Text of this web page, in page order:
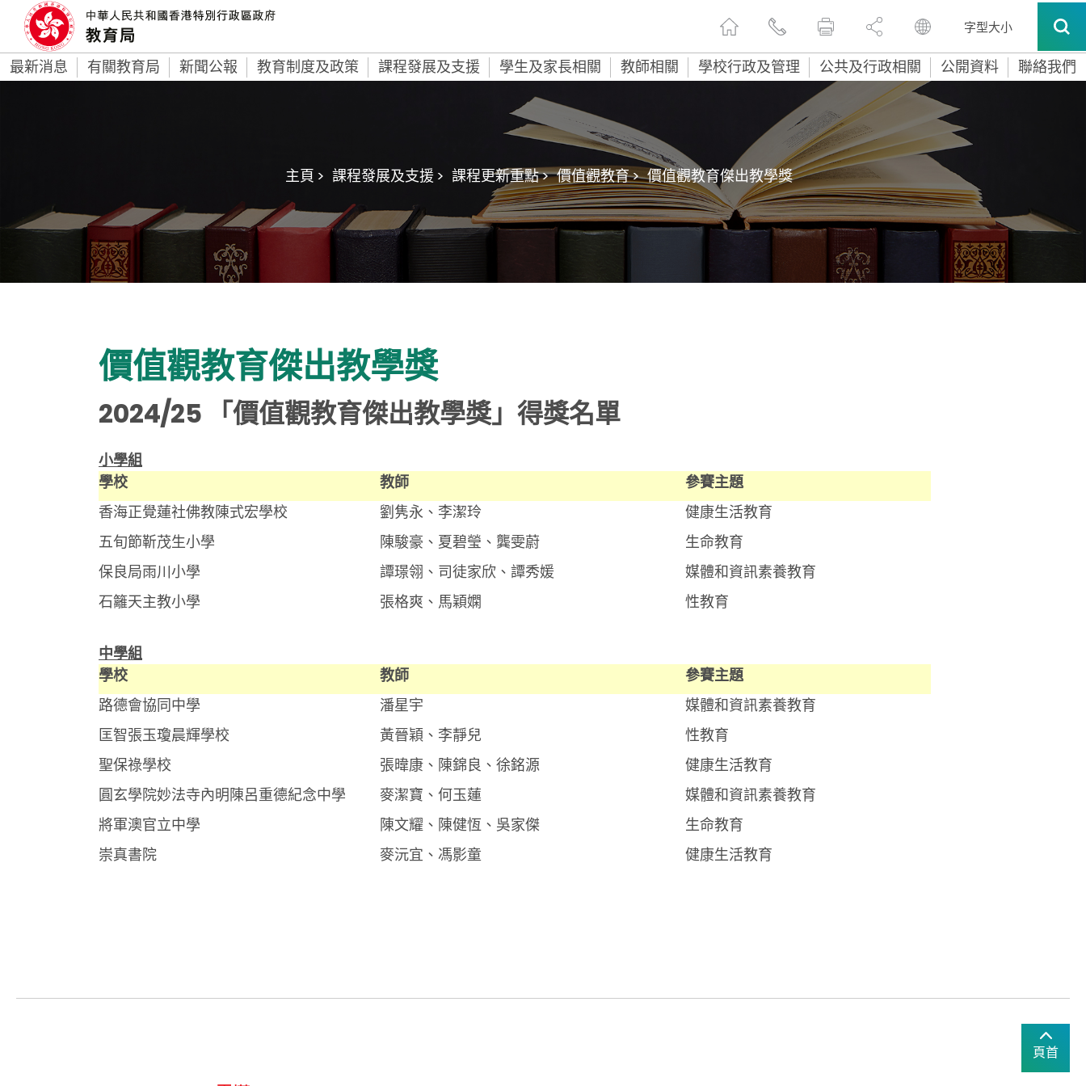
字型大小
最新消息 有關教育局 新聞公報 教育制度及政策 課程發展及支援 學生及家長相關 教師相關 學校行政及管理 公共及行政相關 公開資料 聯絡我們
主頁 > 課程發展及支援 > 課程更新重點 > 價值觀教育 > 價值觀教育傑出教學獎
價值觀教育傑出教學獎
2024/25 「價值觀教育傑出教學獎」得獎名單
小學組
學校
教師
參賽主題
香海正覺蓮社佛教陳式宏學校
劉隽永、李潔玲
健康生活教育
五旬節靳茂生小學
陳駿豪、夏碧瑩、龔雯蔚
生命教育
保良局雨川小學
譚璟翎、司徒家欣、譚秀媛
媒體和資訊素養教育
石籬天主教小學
張格爽、馬穎嫻 性教育
中學組
學校
教師
參賽主題
路德會協同中學
潘星宇
媒體和資訊素養教育
匡智張玉瓊晨輝學校
黃晉穎、李靜兒
性教育
聖保祿學校
張暐康、陳錦良、徐銘源
健康生活教育
圓玄學院妙法寺內明陳呂重德紀念中學
麥潔寶、何玉蓮
媒體和資訊素養教育
將軍澳官立中學
陳文耀、陳健恆、吳家傑
生命教育
崇真書院
麥沅宜、馮影童 健康生活教育
頁首